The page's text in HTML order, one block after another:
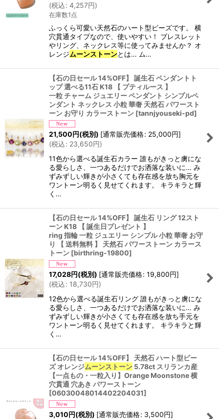
(税込: 4,257円)
在庫数1点
ふっくら可愛い天然石のハート型ビーズです。 横
穴貫通タイプなので、使いやすい！ ブレスレット
やリング、ネックレス等に使ってみませんか？ オ
レンジムーンストーンとは… ム…
【石の日セール 14%OFF】 誕生石 ペンダントト
ップ 選べる11石 K18 【 プティルース 】
一粒 チャーム ジュエリー ペンダント シンプルペ
ンダント ネックレス 小粒 華奢 天然石 パワースト
ーン お守り カラーストーン [tannjyouseki-pd]
21,500円(税別) [通常販売価格: 25,000円]
(税込: 23,650円)
11色から選べる誕生石カラー 誰もがきっと虜にな
る愛らしさ、一つあるだけでお洒落な装いに… み
ずみずしい輝きが小さくても存在感を放ち胸元を
ワントーン明るく見せてくれます。 キラキラと輝
く…
【石の日セール 14%OFF】 誕生石 リング 12スト
ーン K18 【 誕生日プレゼント 】
ring 指輪 一粒 ジュエリー シンプル 小粒 華奢 お守
り 【 送料無料 】 天然石 パワーストーン カラース
トーン [birthring-19800]
17,028円(税別) [通常販売価格: 19,800円]
(税込: 18,730円)
12色から選べる誕生石リング 誰もがきっと虜にな
る愛らしさ、一つあるだけでお洒落な装いに… み
ずみずしい輝きが小さくても存在感を放ち手元を
ワントーン明るく見せてくれます。 キラキラと輝
く…
【石の日セール 14%OFF】 天然石 ハート型ビー
ズ オレンジムーンストーン 5.78ct スリランカ産
【一点もの・一粒入り】Orange Moonstone 横
穴貫通 穴あき パワーストーン
[06030048014402204031]
3,010円(税別) [通常販売価格: 3,500円]